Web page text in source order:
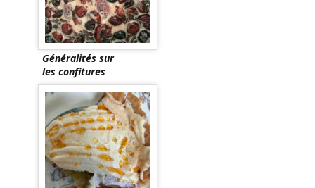
Généralités sur
les confitures